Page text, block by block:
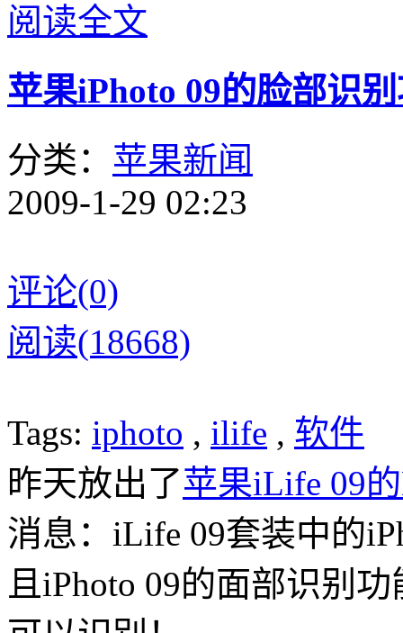
阅读全文
苹果iPhoto 09的脸部识
分类： 苹果新闻
2009-1-29 02:23
评论(0)
阅读(18668)
Tags: iphoto , ilife , 软件
昨天放出了苹果iLife 09
消息：iLife 09套装中的
且iPhoto 09的面部识别